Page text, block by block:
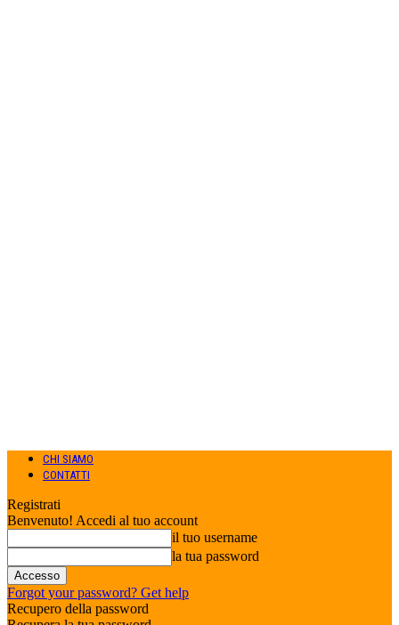
CHI SIAMO
CONTATTI
Registrati
Benvenuto! Accedi al tuo account
il tuo username
la tua password
Forgot your password? Get help
Recupero della password